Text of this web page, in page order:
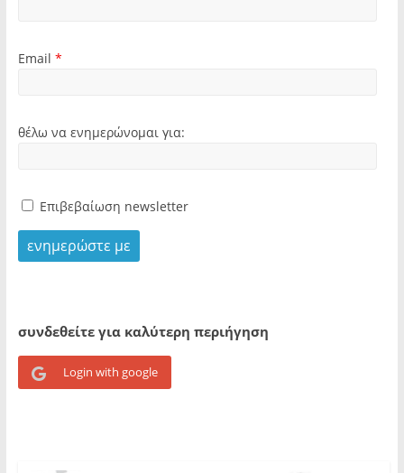
Email *
θέλω να ενημερώνομαι για:
Επιβεβαίωση newsletter
συνδεθείτε για καλύτερη περιήγηση
Login with google